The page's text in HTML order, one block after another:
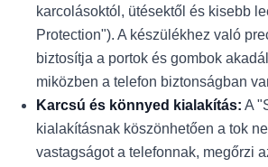
karcolásoktól, ütésektől és kisebb
Protection"). A készülékhez való
biztosítja a portok és gombok
miközben a telefon biztonságban
Karcsú és könnyed kialakítás: A
kialakításnak köszönhetően a tok
vastagságot a telefonnak, megőrzi